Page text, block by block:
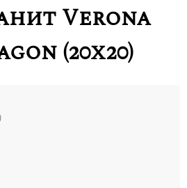
Verona
(20x20)